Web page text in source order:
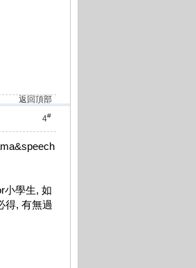
返回頂部
4#
小學生, 如
得, 有無過